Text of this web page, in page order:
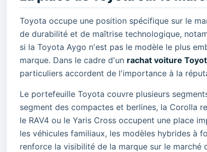
Toyota occupe une position spécifique sur le
de durabilité et de maîtrise technologique,
si la Toyota Aygo n'est pas le modèle le plus
marque. Dans le cadre d'un rachat voiture
particuliers accordent de l'importance à la
Le portefeuille Toyota couvre plusieurs
segment des compactes et berlines, la Corolla
le RAV4 ou le Yaris Cross occupent une place
les véhicules familiaux, les modèles hybrides à
renforce la visibilité de la marque sur le marché